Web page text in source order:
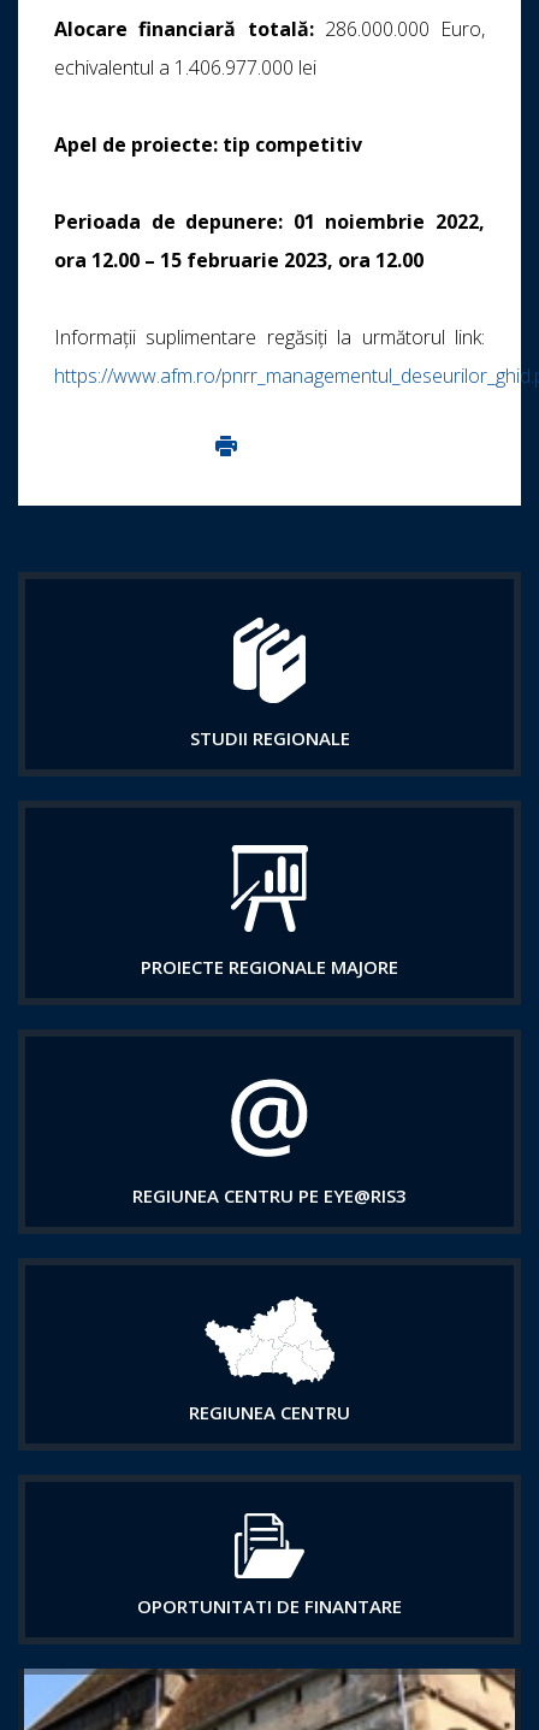
Alocare financiară totală:286.000.000 Euro,
echivalentul a 1.406.977.000 lei
Apel de proiecte: tip competitiv
Perioada de depunere: 01 noiembrie 2022,
ora 12.00 – 15 februarie 2023, ora 12.00
Informații suplimentare regăsiți la următorul link:
https://www.afm.ro/
Imprima aceasta pagina
STUDII REGIONALE
PROIECTE REGIONALE MAJORE
REGIUNEA CENTRU PE EYE@RIS3
REGIUNEA CENTRU
OPORTUNITATI DE FINANTARE